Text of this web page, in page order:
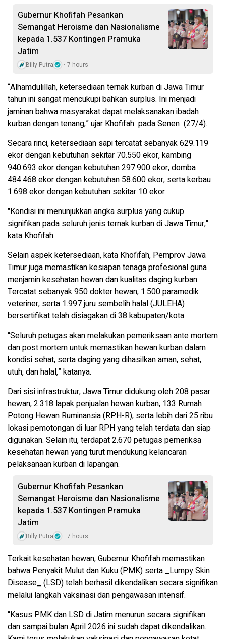
Gubernur Khofifah Pesankan
Semangat Heroisme dan Nasionalisme
kepada 1.537 Kontingen Pramuka
Jatim
Billy Putra 7 hours
“Alhamdulillah, ketersediaan ternak kurban di Jawa Timur
tahun ini sangat mencukupi bahkan surplus. Ini menjadi
jaminan bahwa masyarakat dapat melaksanakan ibadah
kurban dengan tenang,” ujar Khofifah pada Senen (27/4).
Secara rinci, ketersediaan sapi tercatat sebanyak 629.119
ekor dengan kebutuhan sekitar 70.550 ekor, kambing
940.693 ekor dengan kebutuhan 297.900 ekor, domba
484.468 ekor dengan kebutuhan 58.600 ekor, serta kerbau
1.698 ekor dengan kebutuhan sekitar 10 ekor.
"Kondisi ini menunjukkan angka surplus yang cukup
signifikan pada seluruh jenis ternak kurban di Jawa Timur,"
kata Khofifah.
Selain aspek ketersediaan, kata Khofifah, Pemprov Jawa
Timur juga memastikan kesiapan tenaga profesional guna
menjamin kesehatan hewan dan kualitas daging kurban.
Tercatat sebanyak 950 dokter hewan, 1.500 paramedik
veteriner, serta 1.997 juru sembelih halal (JULEHA)
bersertifikat telah disiagakan di 38 kabupaten/kota.
“Seluruh petugas akan melakukan pemeriksaan ante mortem
dan post mortem untuk memastikan hewan kurban dalam
kondisi sehat, serta daging yang dihasilkan aman, sehat,
utuh, dan halal,” katanya.
Dari sisi infrastruktur, Jawa Timur didukung oleh 208 pasar
hewan, 2.318 lapak penjualan hewan kurban, 133 Rumah
Potong Hewan Ruminansia (RPH-R), serta lebih dari 25 ribu
lokasi pemotongan di luar RPH yang telah terdata dan siap
digunakan. Selain itu, terdapat 2.670 petugas pemeriksa
kesehatan hewan yang turut mendukung kelancaran
pelaksanaan kurban di lapangan.
Gubernur Khofifah Pesankan
Semangat Heroisme dan Nasionalisme
kepada 1.537 Kontingen Pramuka
Jatim
Billy Putra 7 hours
Terkait kesehatan hewan, Gubernur Khofifah memastikan
bahwa Penyakit Mulut dan Kuku (PMK) serta _Lumpy Skin
Disease_ (LSD) telah berhasil dikendalikan secara signifikan
melalui langkah vaksinasi dan pengawasan intensif.
“Kasus PMK dan LSD di Jatim menurun secara signifikan
dan sampai bulan April 2026 ini sudah dapat dikendalikan.